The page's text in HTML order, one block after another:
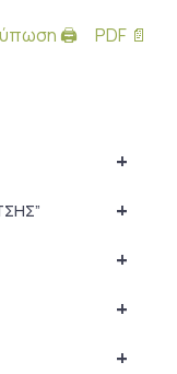
🖨
PDF 📄
+
+
+
+
+